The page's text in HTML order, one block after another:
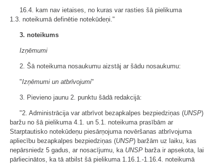
16.4. kam nav ietaises, no kuras var rasties šā pielikuma
1.3. noteikumā definētie notekūdeņi."
3. noteikums
Izņēmumi
2. Šā noteikuma nosaukumu aizstāj ar šādu nosaukumu:
"Izņēmumi un atbrīvojumi"
3. Pievieno jaunu 2. punktu šādā redakcijā:
"2. Administrācija var atbrīvot bezapkalpes bezpiedziņas (UNSP)
baržu no šā pielikuma 4.1. un 5.1. noteikuma prasībām ar
Starptautisko notekūdeņu piesārņojuma novēršanas atbrīvojuma
apliecību bezapkalpes bezpiedziņas (UNSP) baržām uz laiku, kas
nepārsniedz 5 gadus, ar nosacījumu, ka UNSP barža ir apsekota, lai
pārliecinātos, ka tā atbilst šā pielikuma 1.16.1.-1.16.4. noteikumā